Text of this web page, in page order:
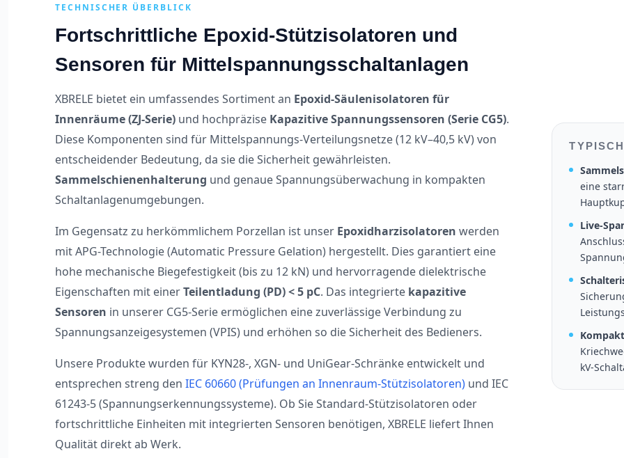
TECHNISCHER ÜBERBLICK
Fortschrittliche Epoxid-Stützisolatoren und
Sensoren für Mittelspannungsschaltanlagen
XBRELE bietet ein umfassendes Sortiment an Epoxid-Säulenisolatoren für
Innenräume (ZJ-Serie) und hochpräzise Kapazitive Spannungssensoren (Serie CG5).
Diese Komponenten sind für Mittelspannungs-Verteilungsnetze (12 kV–40,5 kV) von
entscheidender Bedeutung, da sie die Sicherheit gewährleisten.
Sammelschienenhalterung und genaue Spannungsüberwachung in kompakten
Schaltanlagenumgebungen.
Im Gegensatz zu herkömmlichem Porzellan ist unser Epoxidharzisolatoren werden
mit APG-Technologie (Automatic Pressure Gelation) hergestellt. Dies garantiert eine
hohe mechanische Biegefestigkeit (bis zu 12 kN) und hervorragende dielektrische
Eigenschaften mit einerTeilentladung (PD) < 5 pC. Das integrierte kapazitive
Sensoren in unserer CG5-Serie ermöglichen eine zuverlässige Verbindung zu
Spannungsanzeigesystemen (VPIS) und erhöhen so die Sicherheit des Bedieners.
Unsere Produkte wurden für KYN28-, XGN- und UniGear-Schränke entwickelt und
entsprechen streng denIEC 60660 (Prüfungen an Innenraum-Stützisolatoren) und IEC
61243-5 (Spannungserkennungssysteme). Ob Sie Standard-Stützisolatoren oder
fortschrittliche Einheiten mit integrierten Sensoren benötigen, XBRELE liefert Ihnen
Qualität direkt ab Werk.
eine
Live-
kV-